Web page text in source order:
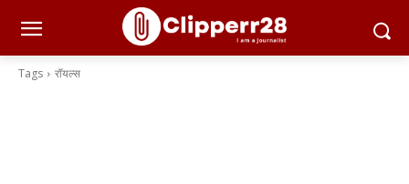
Tags रॉयल्स